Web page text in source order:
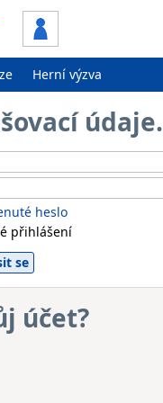
Herní výzva
heslo
přihlášení
účet?